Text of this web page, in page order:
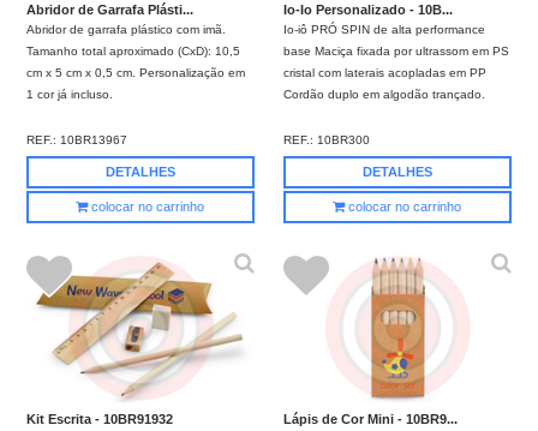
Abridor de Garrafa Plásti...
Abridor de garrafa plástico com imã.
Tamanho total aproximado (CxD): 10,5
cm x 5 cm x 0,5 cm. Personalização em
1 cor já incluso.
REF.: 10BR13967
DETALHES
colocar no carrinho
Io-Io Personalizado - 10B...
Io-iô PRÓ SPIN de alta performance
base Maciça fixada por ultrassom em PS
cristal com laterais acopladas em PP
Cordão duplo em algodão trançado.
REF.: 10BR300
DETALHES
colocar no carrinho
Kit Escrita - 10BR91932 Lápis de Cor Mini - 10BR9...